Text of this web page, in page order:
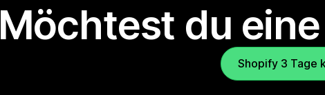
Möchtest du
Shopify 3 Tage